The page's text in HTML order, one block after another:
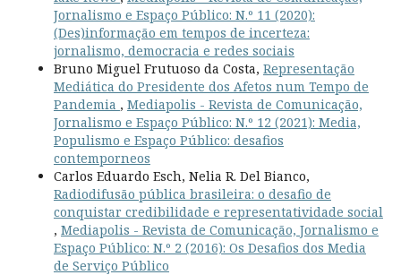
Jornalismo e Espaço Público: N.º 11 (2020):
(Des)informação em tempos de incerteza:
jornalismo, democracia e redes sociais
Bruno Miguel Frutuoso da Costa, Representação
Mediática do Presidente dos Afetos num Tempo de
Pandemia , Mediapolis - Revista de Comunicação,
Jornalismo e Espaço Público: N.º 12 (2021): Media,
Populismo e Espaço Público: desafios
contemporneos
Carlos Eduardo Esch, Nelia R. Del Bianco,
Radiodifusão pública brasileira: o desafio de
conquistar credibilidade e representatividade social
, Mediapolis - Revista de Comunicação, Jornalismo e
Espaço Público: N.º 2 (2016): Os Desafios dos Media
de Serviço Público